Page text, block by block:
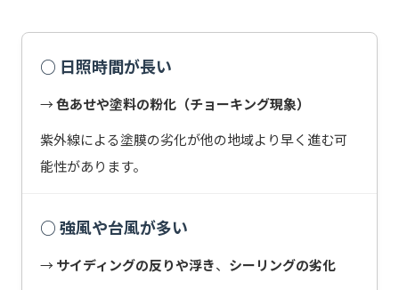
○ 日照時間が長い
→色あせや塗料の粉化（チョーキング現象）
紫外線による塗膜の劣化が他の地域より早く進む可
能性があります。
○ 強風や台風が多い
→サイディングの反りや浮き、 シーリングの劣化